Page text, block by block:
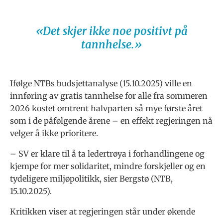
«Det skjer ikke noe positivt på
tannhelse.»
Ifølge NTBs budsjettanalyse (15.10.2025) ville en
innføring av gratis tannhelse for alle fra sommeren
2026 kostet omtrent halvparten så mye første året
som i de påfølgende årene – en effekt regjeringen nå
velger å ikke prioritere.
– SV er klare til å ta ledertrøya i forhandlingene og
kjempe for mer solidaritet, mindre forskjeller og en
tydeligere miljøpolitikk, sier Bergstø (NTB,
15.10.2025).
Kritikken viser at regjeringen står under økende